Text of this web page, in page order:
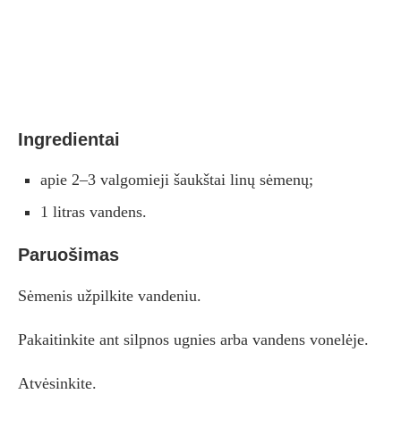
Ingredientai
apie 2–3 valgomieji šaukštai linų sėmenų;
1 litras vandens.
Paruošimas
Sėmenis užpilkite vandeniu.
Pakaitinkite ant silpnos ugnies arba vandens vonelėje.
Atvėsinkite.